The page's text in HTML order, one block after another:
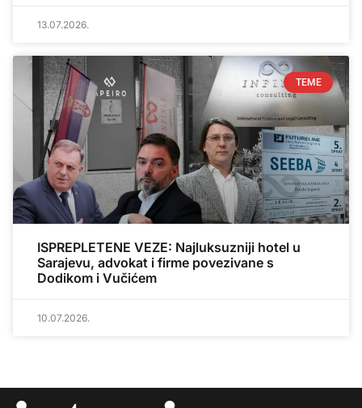
13.07.2026.
TEME
ISPREPLETENE VEZE: Najluksuzniji hotel u
Sarajevu, advokat i firme povezivane s
Dodikom i Vučićem
10.07.2026.